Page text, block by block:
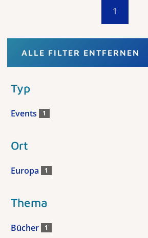
1
ALLE FILTER ENTFERNEN
Typ
Events 1
Ort
Europa 1
Thema
Bücher 1